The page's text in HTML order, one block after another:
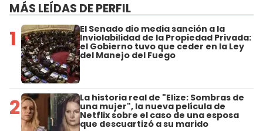
MÁS LEÍDAS DE PERFIL
1 El Senado dio media sanción a la
Inviolabilidad de la Propiedad Privada:
el Gobierno tuvo que ceder en la Ley
del Manejo del Fuego
2 La historia real de "Elize: Sombras de
una mujer", la nueva película de
Netflix sobre el caso de una esposa
que descuartizó a su marido